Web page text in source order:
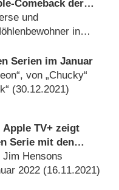
Comeback der
– Review
und
in
Serien im Januar
von „Chucky“
(30.12.2021)
Apple TV+ zeigt
Serie mit den
Jim Hensons
2022 (16.11.2021)